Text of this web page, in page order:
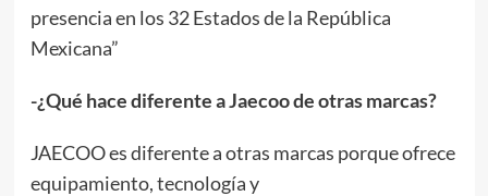
presencia en los 32 Estados de la República
Mexicana”
-¿Qué hace diferente a Jaecoo de otras marcas?
JAECOO es diferente a otras marcas porque ofrece
equipamiento, tecnología y